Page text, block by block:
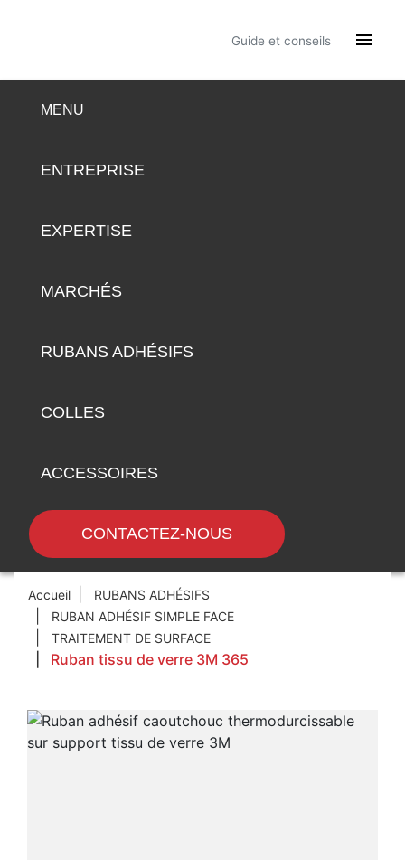
Guide et conseils 
MENU
ENTREPRISE
EXPERTISE
MARCHÉS
RUBANS ADHÉSIFS
COLLES
ACCESSOIRES
CONTACTEZ-NOUS
Accueil
RUBANS ADHÉSIFS
RUBAN ADHÉSIF SIMPLE FACE
TRAITEMENT DE SURFACE
Ruban tissu de verre 3M 365